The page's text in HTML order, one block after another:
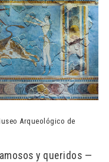
Arqueológico de
y queridos —